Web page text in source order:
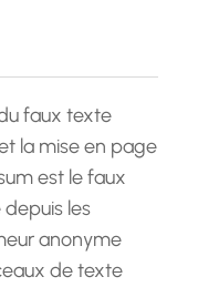
faux texte
la mise en page
est le faux
les
anonyme
de texte